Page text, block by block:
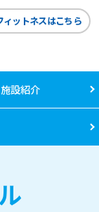
ィットネスはこちら
施設紹介